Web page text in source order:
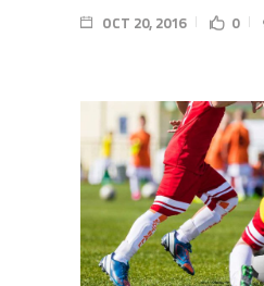
OCT 20, 2016 0